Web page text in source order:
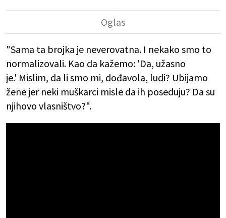
"Sama ta brojka je neverovatna. I nekako smo to
normalizovali. Kao da kažemo: 'Da, užasno
je.' Mislim, da li smo mi, dođavola, ludi? Ubijamo
žene jer neki muškarci misle da ih poseduju? Da su
njihovo vlasništvo?".